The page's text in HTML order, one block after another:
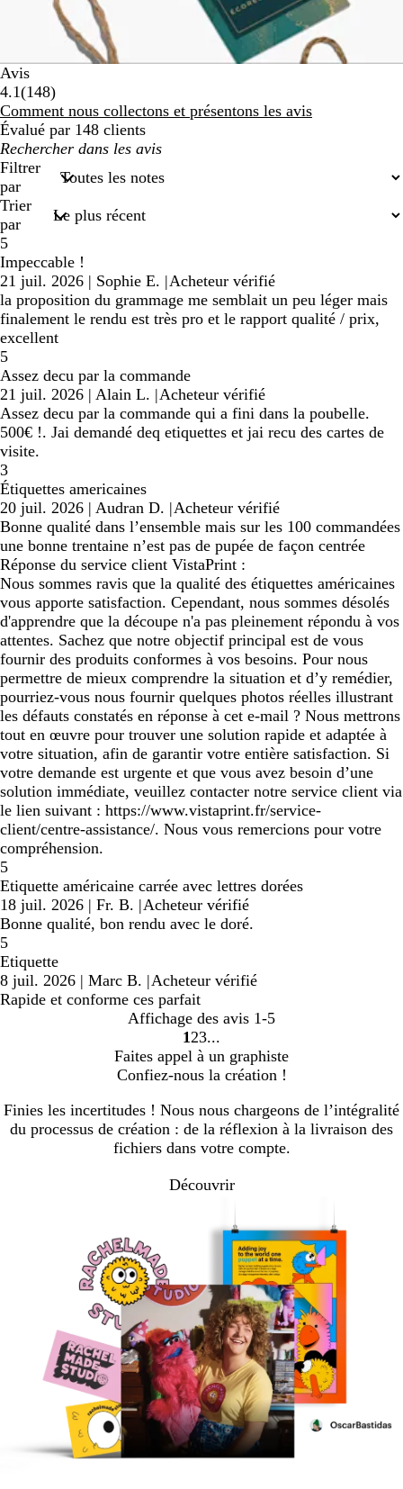
Avis
4.1(148148
avis
)
Comment nous collectons et présentons les avis
Évalué par 148 clients
Mes
recherches
saisies
Filtrer
par
Trier
par
5
Impeccable !
21 juil. 2026 | Sophie E. |Acheteur vérifié
la proposition du grammage me semblait un peu léger mais
finalement le rendu est très pro et le rapport qualité / prix,
excellent
5
Assez decu par la commande
21 juil. 2026 | Alain L. |Acheteur vérifié
Assez decu par la commande qui a fini dans la poubelle.
500€ !. Jai demandé deq etiquettes et jai recu des cartes de
visite.
3
Étiquettes americaines
20 juil. 2026 | Audran D. |Acheteur vérifié
Bonne qualité dans l’ensemble mais sur les 100 commandées
une bonne trentaine n’est pas de pupée de façon centrée
Réponse du service client VistaPrint :
Nous sommes ravis que la qualité des étiquettes américaines
vous apporte satisfaction. Cependant, nous sommes désolés
d'apprendre que la découpe n'a pas pleinement répondu à vos
attentes. Sachez que notre objectif principal est de vous
fournir des produits conformes à vos besoins. Pour nous
permettre de mieux comprendre la situation et d’y remédier,
pourriez-vous nous fournir quelques photos réelles illustrant
les défauts constatés en réponse à cet e-mail ? Nous mettrons
tout en œuvre pour trouver une solution rapide et adaptée à
votre situation, afin de garantir votre entière satisfaction. Si
votre demande est urgente et que vous avez besoin d’une
solution immédiate, veuillez contacter notre service client via
le lien suivant : https://www.vistaprint.fr/service-
client/centre-assistance/. Nous vous remercions pour votre
compréhension.
5
Etiquette américaine carrée avec lettres dorées
18 juil. 2026 | Fr. B. |Acheteur vérifié
Bonne qualité, bon rendu avec le doré.
5
Etiquette
8 juil. 2026 | Marc B. |Acheteur vérifié
Rapide et conforme ces parfait
Affichage des avis 1-5
Accéder
à
la
1 Accéder
à
la
2 Accéder
à
la
3
Faites appel à un graphiste
Confiez-nous la création !
Finies les incertitudes ! Nous nous chargeons de l’intégralité
du processus de création : de la réflexion à la livraison des
fichiers dans votre compte.
Découvrir